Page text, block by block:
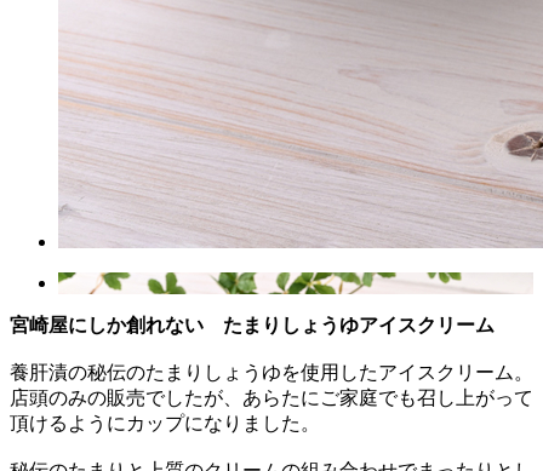
宮崎屋にしか創れない たまりしょうゆアイスクリーム
養肝漬の秘伝のたまりしょうゆを使用したアイスクリーム。
店頭のみの販売でしたが、あらたにご家庭でも召し上がって
頂けるようにカップになりました。